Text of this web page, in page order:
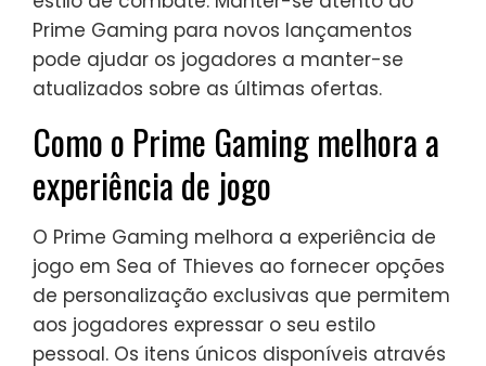
Prime Gaming para novos lançamentos
pode ajudar os jogadores a manter-se
atualizados sobre as últimas ofertas.
Como o Prime Gaming melhora a
experiência de jogo
O Prime Gaming melhora a experiência de
jogo em Sea of Thieves ao fornecer opções
de personalização exclusivas que permitem
aos jogadores expressar o seu estilo
pessoal. Os itens únicos disponíveis através